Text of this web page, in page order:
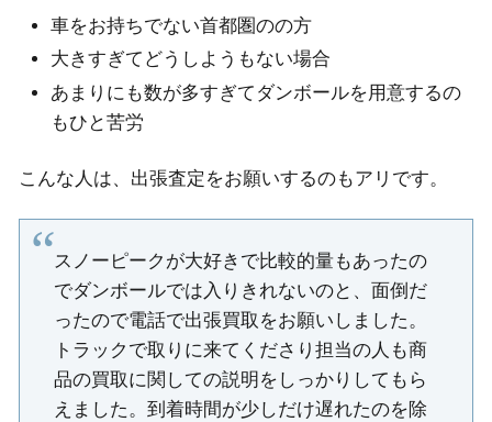
車をお持ちでない首都圏のの方
大きすぎてどうしようもない場合
あまりにも数が多すぎてダンボールを用意するの
もひと苦労
こんな人は、出張査定をお願いするのもアリです。
スノーピークが大好きで比較的量もあったの
でダンボールでは入りきれないのと、面倒だ
ったので電話で出張買取をお願いしました。
トラックで取りに来てくださり担当の人も商
品の買取に関しての説明をしっかりしてもら
えました。到着時間が少しだけ遅れたのを除